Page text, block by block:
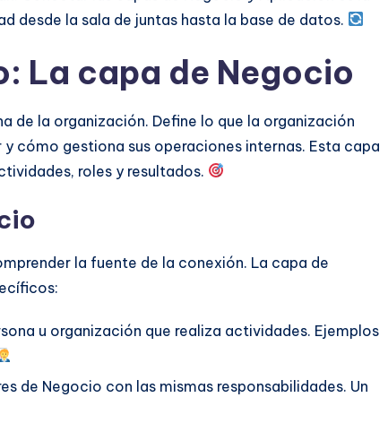
desde la sala de juntas hasta la base de datos.
La capa de Negocio
de la organización. Define lo que la organización
cómo gestiona sus operaciones internas. Esta capa
roles y resultados.
la fuente de la conexión. La capa de
u organización que realiza actividades. Ejemplos
de Negocio con las mismas responsabilidades. Un